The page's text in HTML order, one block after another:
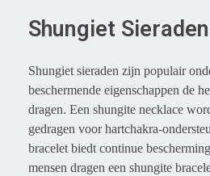
Shungiet Sieraden
Shungiet sieraden zijn populair
beschermende eigenschappen de
dragen. Een shungite necklace
gedragen voor hartchakra-
bracelet biedt continue
mensen dragen een shungite